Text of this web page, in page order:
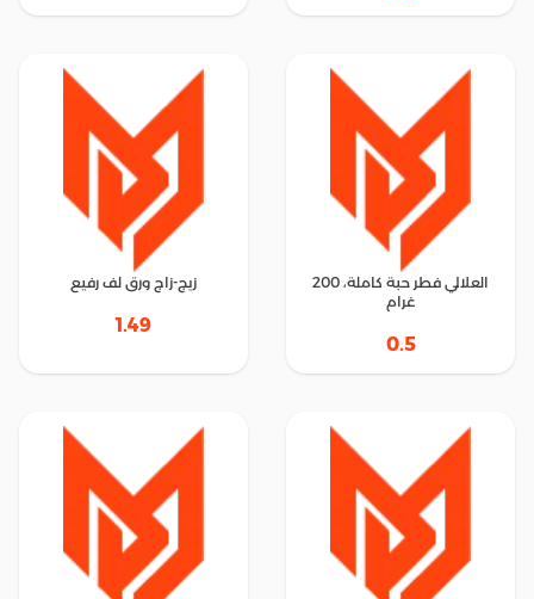
العلالي فطر حبة كاملة، 200
غرام
0.5
زيج-زاج ورق لف رفيع
1.49